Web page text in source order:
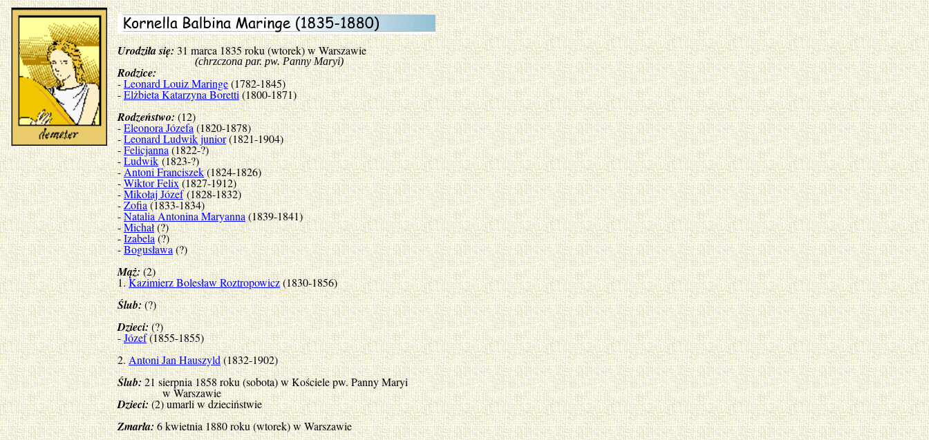
Urodziła się:31 marca 1835 roku (wtorek) w Warszawie
(chrzczona par. pw. Panny Maryi)
Rodzice:
-Leonard Louiz Maringe(1782-1845)
-Elżbieta Katarzyna Boretti(1800-1871)
Rodzeństwo:(12)
-Eleonora Józefa(1820-1878)
-Leonard Ludwik junior(1821-1904)
-Felicjanna(1822-?)
-Ludwik(1823-?)
-Antoni Franciszek(1824-1826)
-Wiktor Felix(1827-1912)
-Mikołaj Józef(1828-1832)
-Zofia(1833-1834)
-Natalia Antonina Maryanna(1839-1841)
-Michał(?)
-Izabela(?)
-Bogusława(?)
Mąż:(2)
1.Kazimierz Bolesław Roztropowicz(1830-1856)
Ślub:(?)
Dzieci:(?)
-Józef(1855-1855)
2.Antoni Jan Hauszyld(1832-1902)
Ślub:21 sierpnia 1858 roku (sobota) w Kościele pw. Panny Maryi
w Warszawie
Dzieci:(2) umarli w dzieciństwie
Zmarła:6 kwietnia 1880 roku (wtorek) w Warszawie